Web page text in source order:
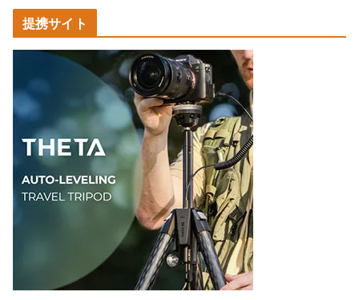
カ
テ
ゴ
ー
提携サイト